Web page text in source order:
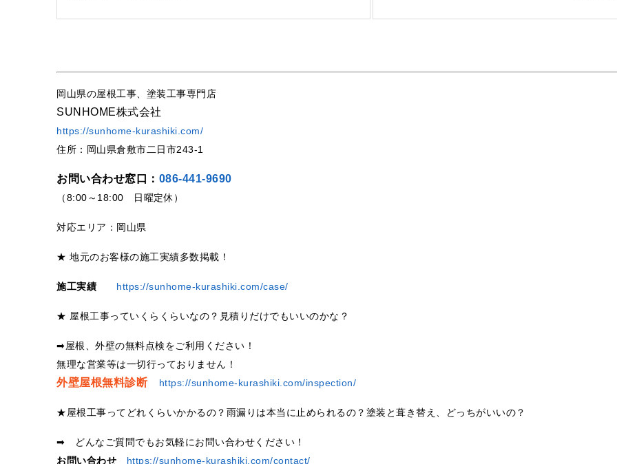
岡山県の屋根工事、塗装工事専門店
SUNHOME株式会社
https://sunhome-kurashiki.com/
住所：岡山県倉敷市二日市243-1
お問い合わせ窓口： 086-441-9690
（8:00～18:00 日曜定休）
対応エリア：岡山県
★ 地元のお客様の施工実績多数掲載！
施工実績 https://sunhome-kurashiki.com/case/
★ 屋根工事っていくらくらいなの？見積りだけでもいいのかな？
➡屋根、外壁の無料点検をご利用ください！
無理な営業等は一切行っておりません！
外壁屋根無料診断 https://sunhome-kurashiki.com/inspection/
★屋根工事ってどれくらいかかるの？雨漏りは本当に止められるの？塗装と葺き替え、どっちがいいの？
➡ どんなご質問でもお気軽にお問い合わせください！
お問い合わせ
https://sunhome-kurashiki.com/contact/